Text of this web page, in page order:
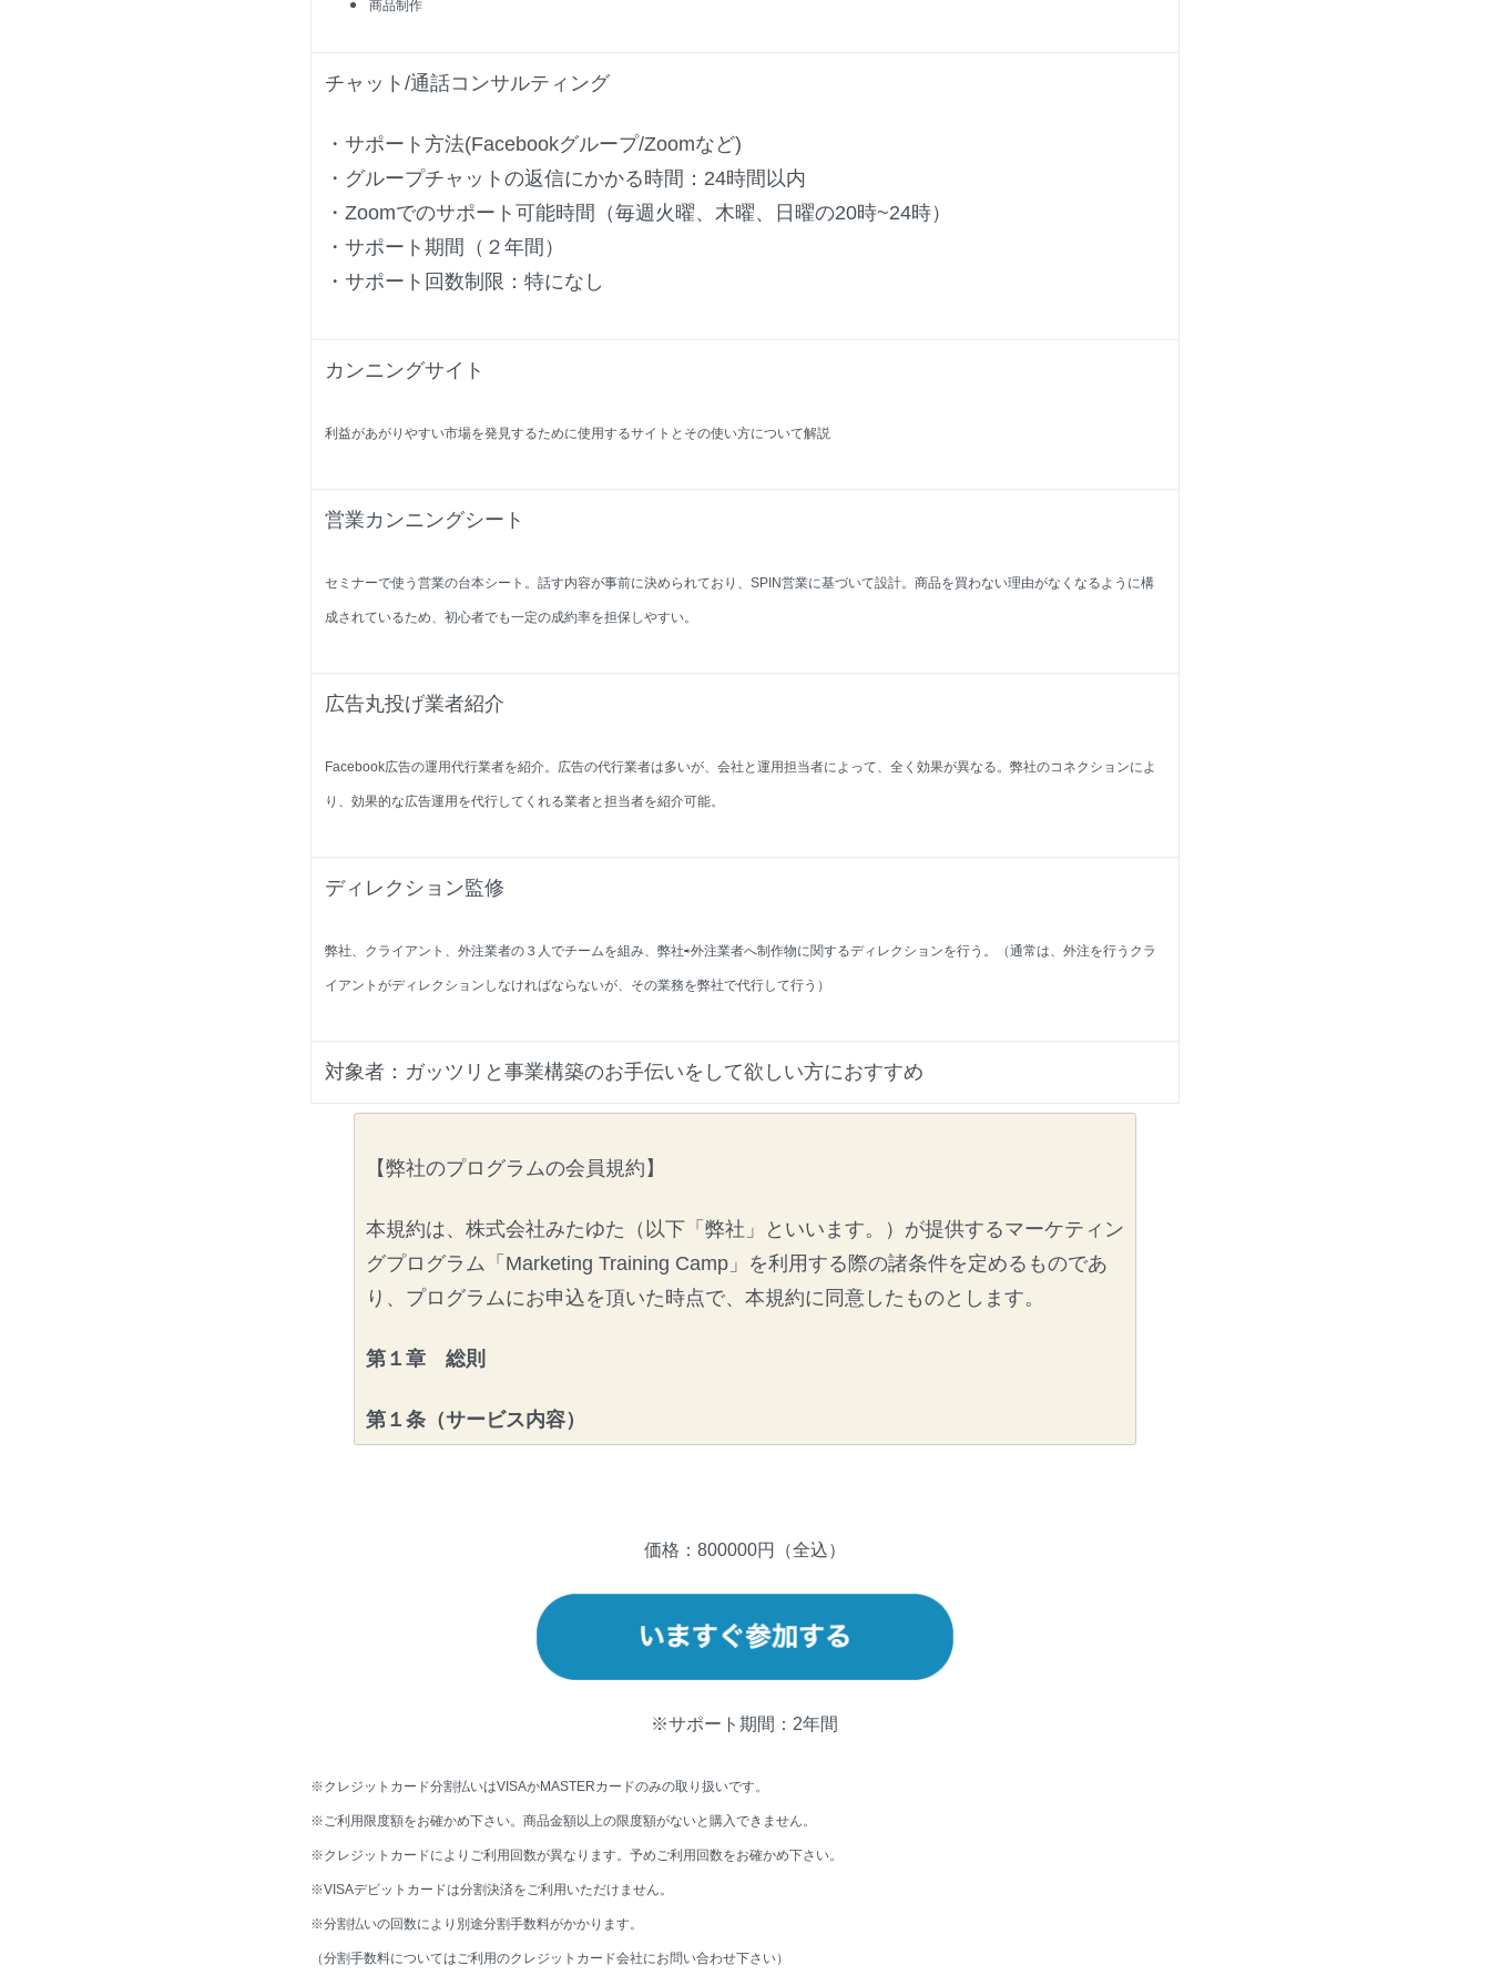
商品制作
チャット/通話コンサルティング
・サポート方法(Facebookグループ/Zoomなど)
・グループチャットの返信にかかる時間：24時間以内
・Zoomでのサポート可能時間（毎週火曜、木曜、日曜の20時~24時）
・サポート期間（２年間）
・サポート回数制限：特になし
カンニングサイト
利益があがりやすい市場を発見するために使用するサイトとその使い方について解説
営業カンニングシート
セミナーで使う営業の台本シート。話す内容が事前に決められており、SPIN営業に基づいて設計。商品を買わない理由がなくなるように構
成されているため、初心者でも一定の成約率を担保しやすい。
広告丸投げ業者紹介
Facebook広告の運用代行業者を紹介。広告の代行業者は多いが、会社と運用担当者によって、全く効果が異なる。弊社のコネクションによ
り、効果的な広告運用を代行してくれる業者と担当者を紹介可能。
ディレクション監修
弊社、クライアント、外注業者の３人でチームを組み、弊社⇨外注業者へ制作物に関するディレクションを行う。（通常は、外注を行うクラ
イアントがディレクションしなければならないが、その業務を弊社で代行して行う）
対象者：ガッツリと事業構築のお手伝いをして欲しい方におすすめ
【弊社のプログラムの会員規約】
本規約は、株式会社みたゆた（以下「弊社」といいます。）が提供するマーケティン
グプログラム「 Marketing Training Camp」を利用する際の諸条件を定めるものであ
り、プログラムにお申込を頂いた時点で、本規約に同意したものとします。
第１章 総則
第１条（サービス内容）
ため、ビジネスを実施し、成功させるように努めるものとします。なお、弊社はビジ
Training Camp
」をいい、マーケティング講座、コンサルティング講座及びプロ
デュース講座等を含むものとします。
「会員」とは、入会契約を締結したことにより受講者としての資格を取得し、
保持している者のことをいいます。
「入会希望者」とは、会員となることを希望する者をいいます。
「入会契約」とは、本会の内容として提供されるプログラムを受講する契約を
価格：800000円（全込）
※サポート期間：2年間
※クレジットカード分割払いはVISAかMASTERカードのみの取り扱いです。
※ご利用限度額をお確かめ下さい。商品金額以上の限度額がないと 購入できません。
※クレジットカードによりご利用回数が異なります。予めご利用回数をお確かめ下さい。
※VISAデビットカードは分割決済をご利用いただけません。
※分割払いの回数により別途分割手数料がかかります。
（分割手数料についてはご利用のクレジットカード会社にお問い合わせ下さい）